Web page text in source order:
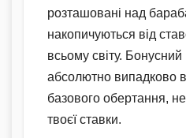
розташовані над
накопичуються від
всьому світу.
абсолютно випадково в
базового обертання,
твоєї ставки.